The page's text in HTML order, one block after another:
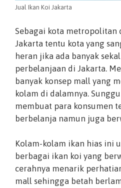
Jual Ikan Koi Jakarta
Sebagai kota metropolitan
Jakarta tentu kota yang
heran jika ada banyak
perbelanjaan di Jakarta.
banyak konsep mall yang
kolam di dalamnya.
membuat para konsumen
berbelanja namun juga
Kolam-kolam ikan hias ini
berbagai ikan koi yang
cerahnya menarik
mall sehingga betah